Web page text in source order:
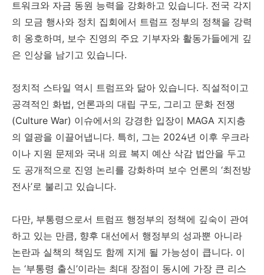
트워크와 자금 동원 능력을 강화하고 있습니다. 전국 각지
의 모금 행사와 정치 집회에서 트럼프 정부의 정책을 강력
히 옹호하며, 보수 진영의 주요 기부자와 활동가들에게 깊
은 인상을 남기고 있습니다.
정치적 스타일 역시 트럼프와 닮아 있습니다. 직설적이고
공격적인 화법, 언론과의 대립 구도, 그리고 문화 전쟁
(Culture War) 이슈에서의 강경한 입장이 MAGA 지지층
의 열광을 이끌어냅니다. 특히, 그는 2024년 이후 우크라
이나 지원 문제와 국내 의료 복지 예산 삭감 법안을 두고
도 공개적으로 진영 논리를 강화하며 보수 언론의 ‘최전방
전사’로 불리고 있습니다.
다만, 부통령으로서 트럼프 행정부의 정책에 깊숙이 관여
하고 있는 만큼, 향후 대선에서 행정부의 성과뿐 아니라
논란과 실책의 책임도 함께 지게 될 가능성이 큽니다. 이
는 ‘부통령 출신’이라는 최대 장점이 동시에 가장 큰 리스